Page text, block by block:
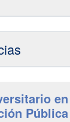
Pública